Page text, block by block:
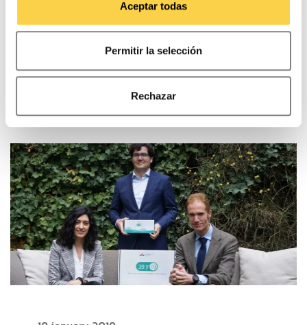
Aceptar todas
Permitir la selección
Rechazar
CAPSA, once again awarded the Top Employer